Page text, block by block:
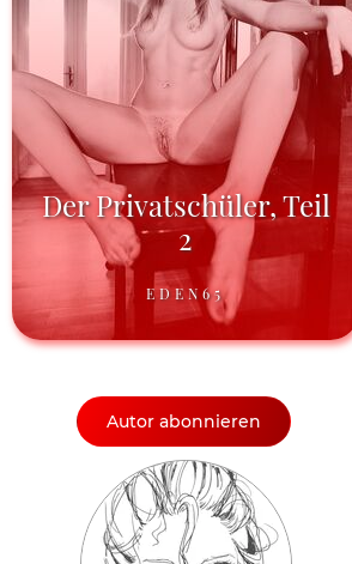
Der Privatschüler, Teil
2
EDEN65
Autor abonnieren